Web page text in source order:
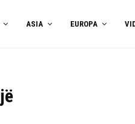
ASIA EUROPA